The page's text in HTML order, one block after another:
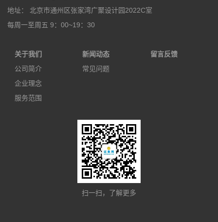
地址： 北京市通州区张家湾广聚设计园2022C室
每周一至周五 9：00~19：30
关于我们
公司简介
企业理念
服务范围
新闻动态
常见问题
留言反馈
扫一扫，了解更多